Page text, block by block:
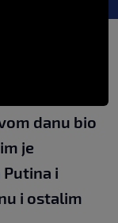
danu bio
je
i
i ostalim